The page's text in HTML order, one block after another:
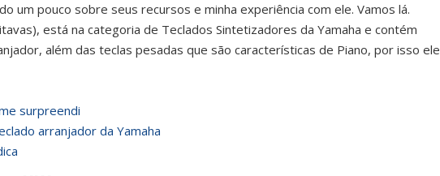
um pouco sobre seus recursos e minha experiência com ele. Vamos lá.
está na categoria de Teclados Sintetizadores da Yamaha e contém
além das teclas pesadas que são características de Piano, por isso ele
surpreendi
arranjador da Yamaha